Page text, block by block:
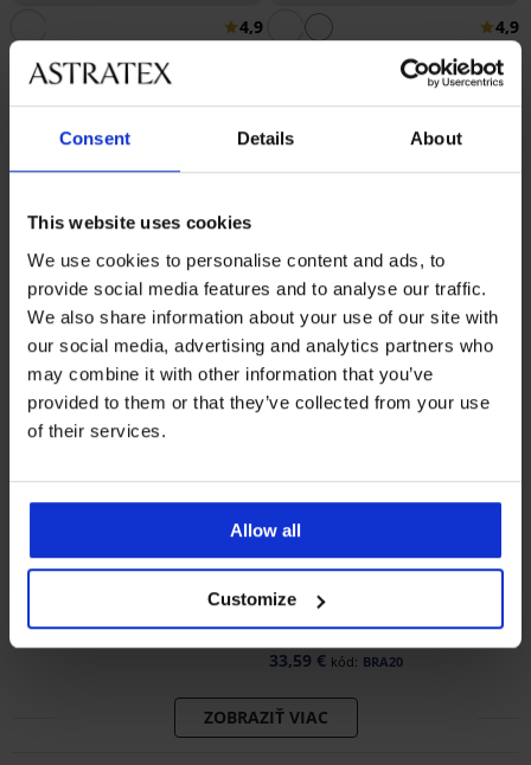
Consent Details About
This website uses cookies
We use cookies to personalise content and ads, to
provide social media features and to analyse our traffic.
We also share information about your use of our site with
our social media, advertising and analytics partners who
may combine it with other information that you’ve
provided to them or that they’ve collected from your use
of their services.
Allow all
Customize
4,9
Grace New
49,99 €
4,9
Podprsenka Spacer Delicate
41,99 €
4,8
Podprsenka Push Perfect
53,99 €
-20% BRA20
Podprsenka Spacer Flexicup
Dotted Mesh II
41,99 €
33,59 € kód: BRA20
ZOBRAZIŤ VIAC